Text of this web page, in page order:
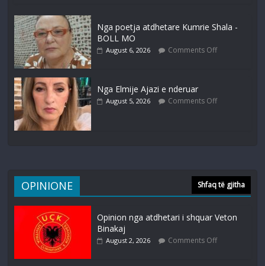
Nga poetja atdhetare Kumrie Shala -
BOLL MO
August 6, 2026 Comments Off
Nga Elmije Ajazi e nderuar
August 5, 2026 Comments Off
OPINIONE Shfaq të gjitha
Opinion nga atdhetari i shquar Veton
Binakaj
August 2, 2026 Comments Off